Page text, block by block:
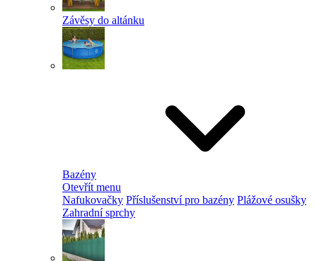
Závěsy do altánku
Bazény
Otevřít menu
Nafukovačky Příslušenství pro bazény Plážové osušky
Zahradní sprchy